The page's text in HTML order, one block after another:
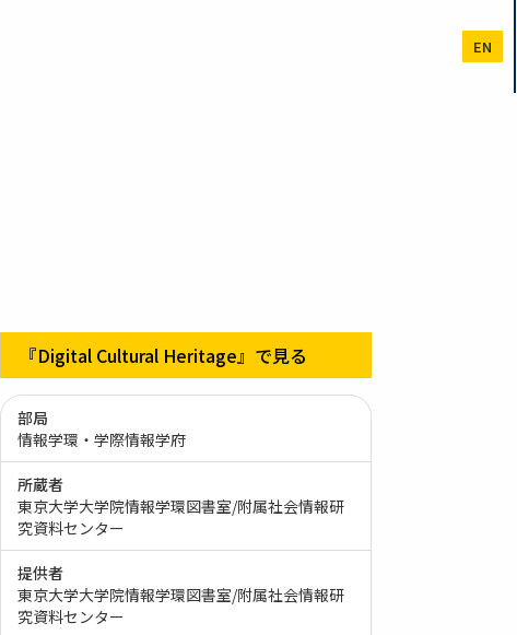
EN
『Digital Cultural Heritage』で見る
部局
情報学環・学際情報学府
所蔵者
東京大学大学院情報学環図書室/附属社会情報研
究資料センター
提供者
東京大学大学院情報学環図書室/附属社会情報研
究資料センター